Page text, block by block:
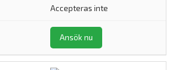
Accepteras inte
Ansök nu